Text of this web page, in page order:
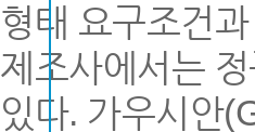
형태 요구조건
제조사에서는
있다. 가우시안